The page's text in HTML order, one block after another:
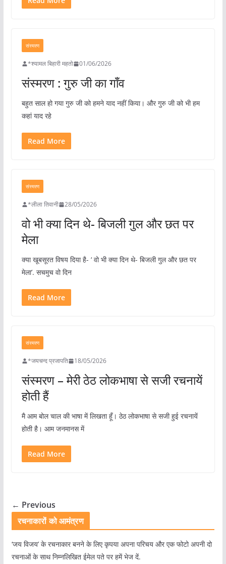
संस्मरण
*श्यामल बिहारी महतो 01/06/2026
संस्मरण : गुरु जी का गाँव
बहुत साल हो गया गुरु जी को हमने याद नहीं किया। और गुरु जी को भी हम
कहां याद रहे
Read More
संस्मरण
*लीला तिवानी 28/05/2026
वो भी क्या दिन थे- बिजली गुल और छत पर
मेला
क्या खूबसूरत विषय दिया है- ‘ वो भी क्या दिन थे- बिजली गुल और छत पर
मेला’. सचमुच वो दिन
Read More
संस्मरण
*जयचन्द प्रजापति 18/05/2026
संस्मरण – मेरी ठेठ लोकभाषा से सजी रचनायें
होती हैं
मै आम बोल चाल की भाषा में लिखता हूँ। ठेठ लोकभाषा से सजी हुई रचनायें
होती है। आम जनमानस में
Read More
← Previous
रचनाकारों को आमंत्रण
‘जय विजय’ के रचनाकार बनने के लिए कृपया अपना परिचय और एक फोटो अपनी दो
रचनाओं के साथ निम्नलिखित ईमेल पते पर हमें भेज दें.